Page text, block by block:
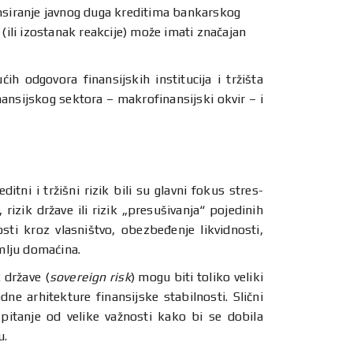
javnog duga kreditima bankarskog
izostanak reakcije) može imati značajan
odgovora finansijskih institucija i tržišta
sektora – makrofinansijski okvir – i
i tržišni rizik bili su glavni fokus stres-
države ili rizik „presušivanja“ pojedinih
kroz vlasništvo, obezbeđenje likvidnosti,
domaćina.
(sovereign risk) mogu biti toliko veliki
arhitekture finansijske stabilnosti. Slični
od velike važnosti kako bi se dobila